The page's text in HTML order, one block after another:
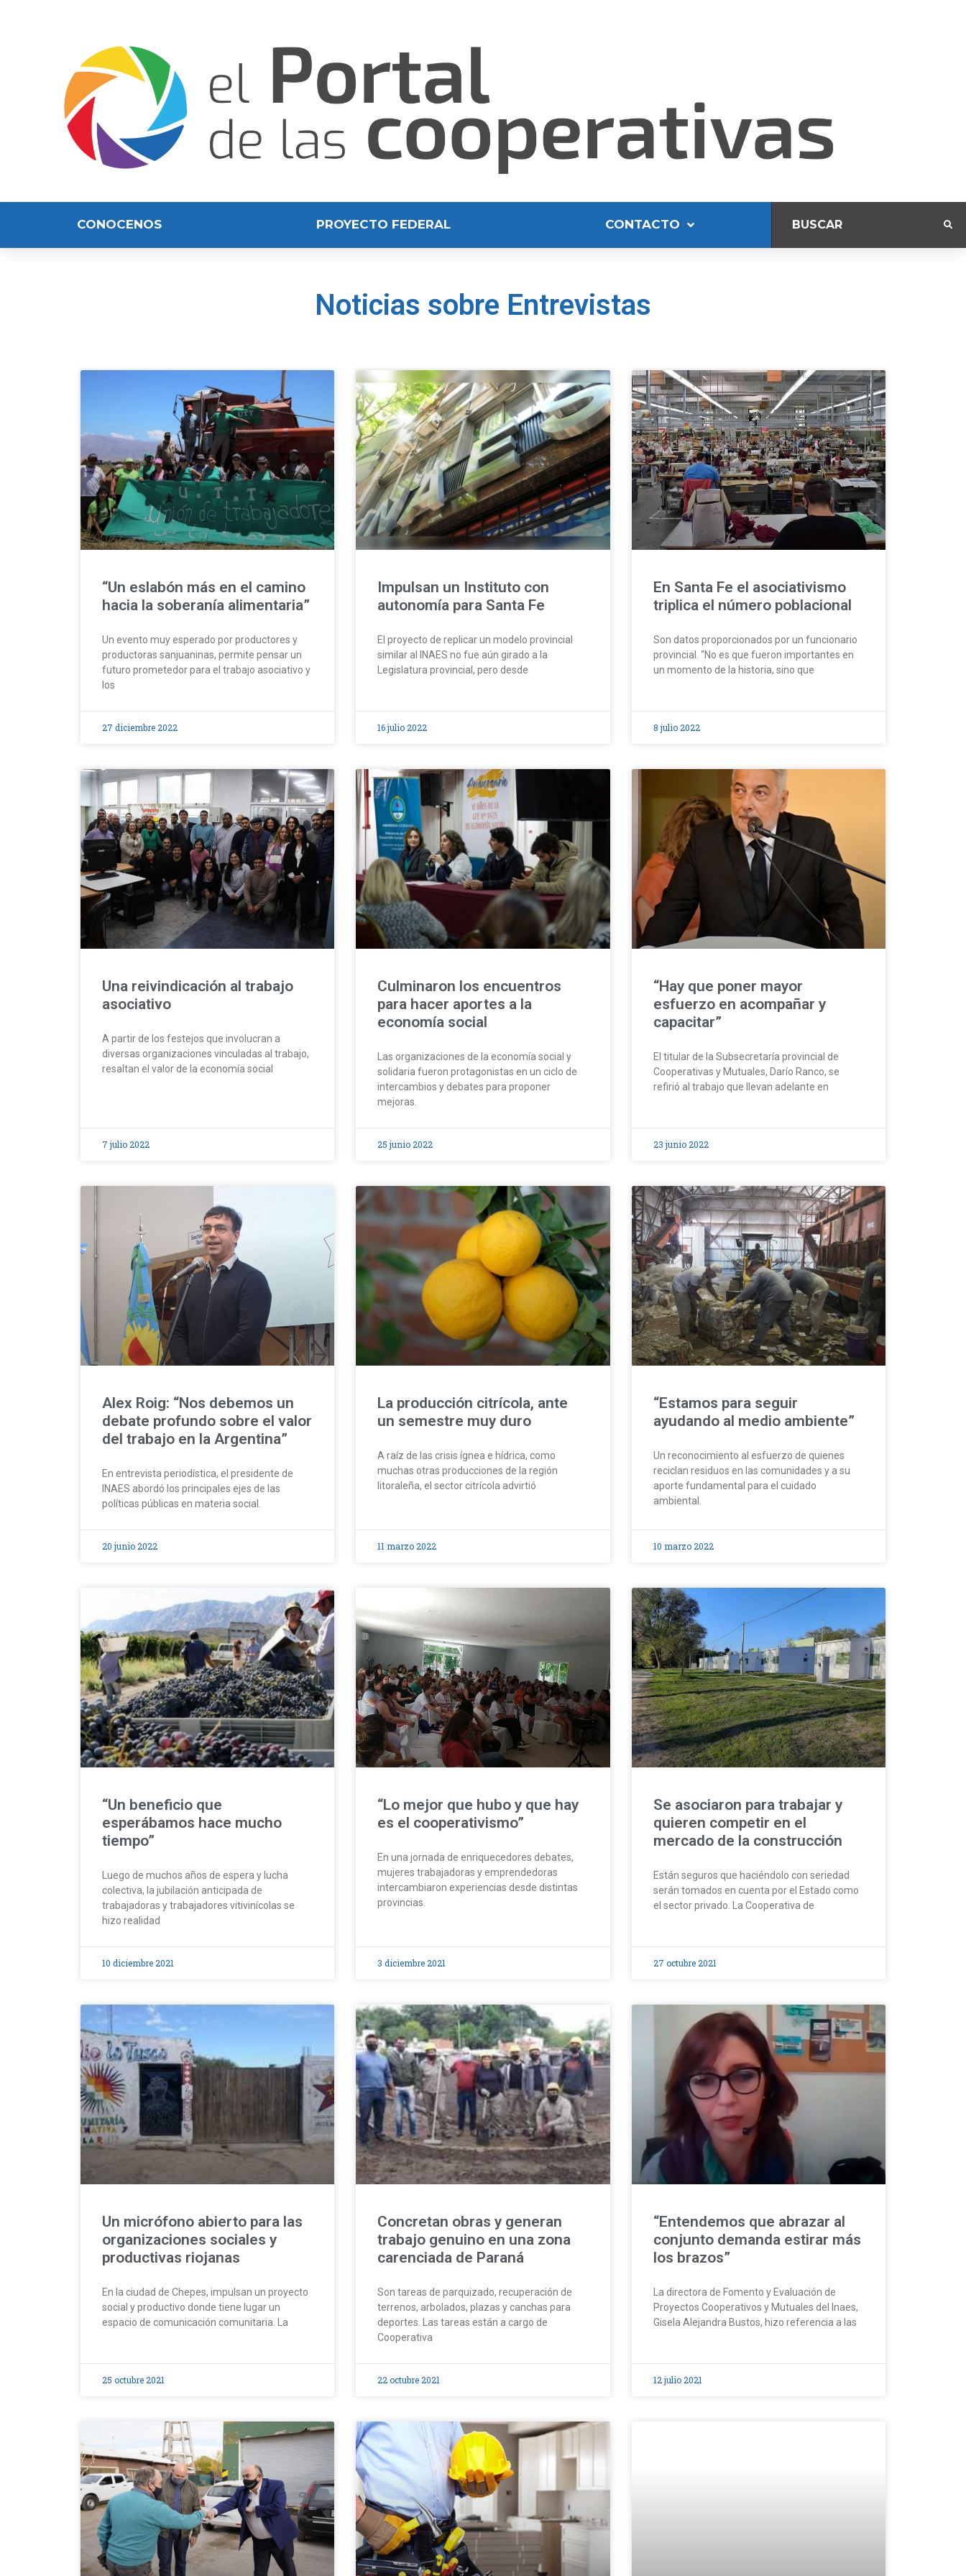
CONOCENOS PROYECTO FEDERAL CONTACTO
Noticias sobre Entrevistas
“Un eslabón más en el camino
hacia la soberanía alimentaria”
Un evento muy esperado por productores y
productoras sanjuaninas, permite pensar un
futuro prometedor para el trabajo asociativo y
los
27 diciembre 2022
Impulsan un Instituto con
autonomía para Santa Fe
El proyecto de replicar un modelo provincial
similar al INAES no fue aún girado a la
Legislatura provincial, pero desde
16 julio 2022
En Santa Fe el asociativismo
triplica el número poblacional
Son datos proporcionados por un funcionario
provincial. “No es que fueron importantes en
un momento de la historia, sino que
8 julio 2022
Una reivindicación al trabajo
asociativo
A partir de los festejos que involucran a
diversas organizaciones vinculadas al trabajo,
resaltan el valor de la economía social
7 julio 2022
Culminaron los encuentros
para hacer aportes a la
economía social
Las organizaciones de la economía social y
solidaria fueron protagonistas en un ciclo de
intercambios y debates para proponer
mejoras.
25 junio 2022
“Hay que poner mayor
esfuerzo en acompañar y
capacitar”
El titular de la Subsecretaría provincial de
Cooperativas y Mutuales, Darío Ranco, se
refirió al trabajo que llevan adelante en
23 junio 2022
Alex Roig: “Nos debemos un
debate profundo sobre el valor
del trabajo en la Argentina”
En entrevista periodística, el presidente de
INAES abordó los principales ejes de las
políticas públicas en materia social.
20 junio 2022
La producción citrícola, ante
un semestre muy duro
A raíz de las crisis ígnea e hídrica, como
muchas otras producciones de la región
litoraleña, el sector citrícola advirtió
11 marzo 2022
“Estamos para seguir
ayudando al medio ambiente”
Un reconocimiento al esfuerzo de quienes
reciclan residuos en las comunidades y a su
aporte fundamental para el cuidado
ambiental.
10 marzo 2022
“Un beneficio que
esperábamos hace mucho
tiempo”
Luego de muchos años de espera y lucha
colectiva, la jubilación anticipada de
trabajadoras y trabajadores vitivinícolas se
hizo realidad
10 diciembre 2021
“Lo mejor que hubo y que hay
es el cooperativismo”
En una jornada de enriquecedores debates,
mujeres trabajadoras y emprendedoras
intercambiaron experiencias desde distintas
provincias.
3 diciembre 2021
Se asociaron para trabajar y
quieren competir en el
mercado de la construcción
Están seguros que haciéndolo con seriedad
serán tomados en cuenta por el Estado como
el sector privado. La Cooperativa de
27 octubre 2021
Un micrófono abierto para las
organizaciones sociales y
productivas riojanas
En la ciudad de Chepes, impulsan un proyecto
social y productivo donde tiene lugar un
espacio de comunicación comunitaria. La
25 octubre 2021
Concretan obras y generan
trabajo genuino en una zona
carenciada de Paraná
Son tareas de parquizado, recuperación de
terrenos, arbolados, plazas y canchas para
deportes. Las tareas están a cargo de
Cooperativa
22 octubre 2021
“Entendemos que abrazar al
conjunto demanda estirar más
los brazos”
La directora de Fomento y Evaluación de
Proyectos Cooperativos y Mutuales del Inaes,
Gisela Alejandra Bustos, hizo referencia a las
12 julio 2021